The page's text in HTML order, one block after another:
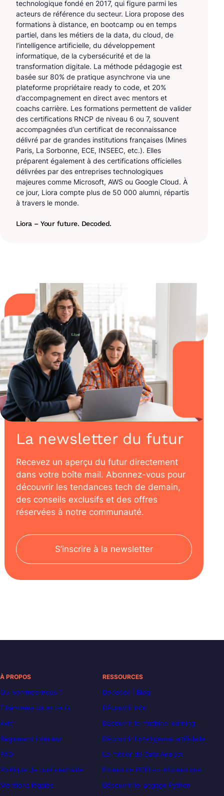
technologique fondé en 2017, qui figure parmi les
acteurs de référence du secteur. Liora propose des
formations à distance, en bootcamp ou en temps
partiel, dans les métiers de la data, du cloud, de
l’intelligence artificielle, du développement
informatique, de la cybersécurité et de la
transformation digitale. La méthode pédagogie est
basée sur 80% de pratique asynchrone via une
plateforme propriétaire ready to code, et 20%
d’accompagnement en direct avec mentors et
coachs carrière. Les formations permettent de valider
des certifications RNCP de niveau 6 ou 7, souvent
accompagnées d’un certificat de reconnaissance
délivré par de grandes institutions françaises (Mines
Paris, La Sorbonne, ECE, INSEEC, etc.). Elles
préparent également à des certifications officielles
délivrées par des entreprises technologiques
majeures comme Microsoft, AWS ou Google Cloud. À
ce jour, Liora compte plus de 50 000 alumni, répartis
à travers le monde.
Liora – Your future. Decoded.
La newsletter du futur
Recevez un aperçu du futur directement
dans votre boîte mail. Abonnez-vous pour
découvrir les tendances tech de demain,
des conseils exclusifs et des offres
réservées à notre communauté.
S’inscrire à la newsletter
À PROPOS
Qui sommes-nous ?
Financements et tarifs
Avis
Règlement intérieur
FAQ
Politique de confidentialité
Mentions légales
RESSOURCES
Decoded | Blog
Découvrir n8n
Découvrir le machine learning
Découvrir l’intelligence artificielle
Le métier de Data Analyst
Formation POEI en informatique
Découvrir le langage Python